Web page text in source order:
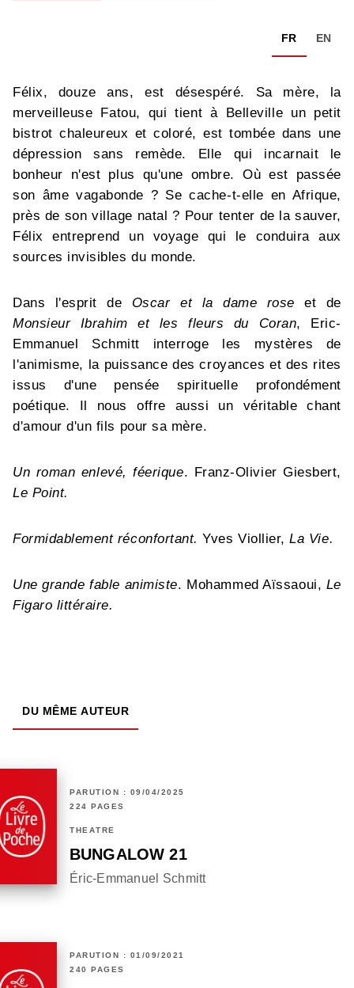
FR EN
Félix, douze ans, est désespéré. Sa mère, la
merveilleuse Fatou, qui tient à Belleville un petit
bistrot chaleureux et coloré, est tombée dans une
dépression sans remède. Elle qui incarnait le
bonheur n'est plus qu'une ombre. Où est passée
son âme vagabonde ? Se cache-t-elle en Afrique,
près de son village natal ? Pour tenter de la sauver,
Félix entreprend un voyage qui le conduira aux
sources invisibles du monde.
Dans l'esprit de Oscar et la dame rose et de
Monsieur Ibrahim et les fleurs du Coran, Eric-
Emmanuel Schmitt interroge les mystères de
l'animisme, la puissance des croyances et des rites
issus d'une pensée spirituelle profondément
poétique. Il nous offre aussi un véritable chant
d'amour d'un fils pour sa mère.
Un roman enlevé, féerique. Franz-Olivier Giesbert,
Le Point.
Formidablement réconfortant.Yves Viollier,La Vie.
Une grande fable animiste. Mohammed Aïssaoui, Le
Figaro littéraire.
DU MÊME AUTEUR
PARUTION : 09/04/2025
224 PAGES
THÉÂTRE
BUNGALOW 21
Éric-Emmanuel Schmitt
PARUTION : 01/09/2021
240 PAGES